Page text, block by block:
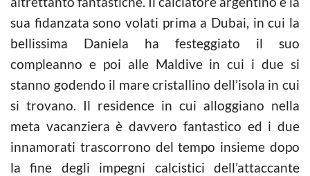
sua fidanzata sono volati prima a Dubai, in cui la
bellissima Daniela ha festeggiato il suo
compleanno e poi alle Maldive in cui i due si
stanno godendo il mare cristallino dell’isola in cui
si trovano. Il residence in cui alloggiano nella
meta vacanziera è davvero fantastico ed i due
innamorati trascorrono del tempo insieme dopo
la fine degli impegni calcistici dell’attaccante